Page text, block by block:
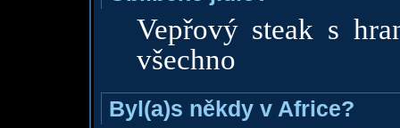
Vepřový steak s
všechno
Byl(a)s někdy v Africe?